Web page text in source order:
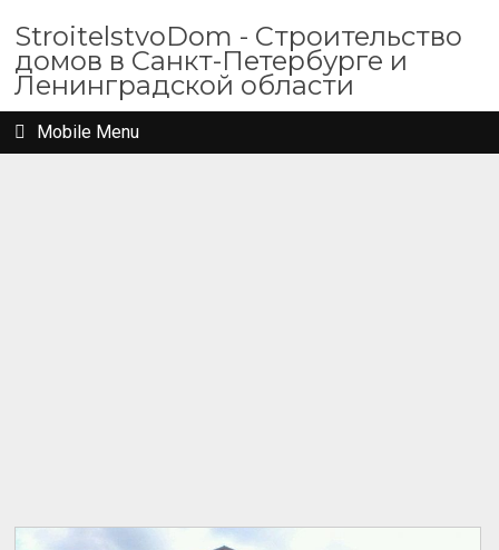
StroitelstvoDom - Строительство
домов в Санкт-Петербурге и
Ленинградской области
Mobile Menu